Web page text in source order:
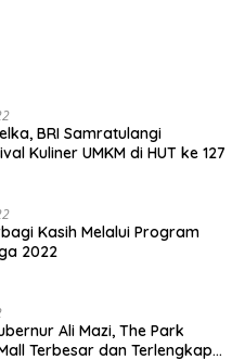
BRI Samratulangi
Kuliner UMKM di HUT ke 127
Kasih Melalui Program
2022
Ali Mazi, The Park
Terbesar dan Terlengkap